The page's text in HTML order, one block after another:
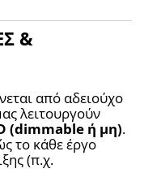
&
από αδειούχο
λειτουργούν
(dimmable ή μη).
το κάθε έργο
(π.χ.